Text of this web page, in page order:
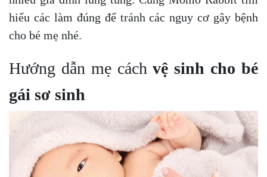
hiểu các làm đúng để tránh các nguy cơ gây bệnh
cho bé mẹ nhé.
Hướng dẫn mẹ cáchvệ sinh cho bé
gái sơ sinh